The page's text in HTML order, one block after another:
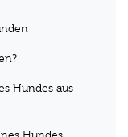
Hundes aus